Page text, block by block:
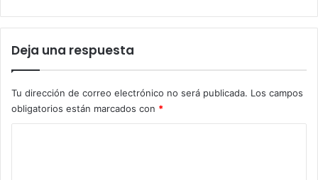
Deja una respuesta
Tu dirección de correo electrónico no será publicada. Los campos
obligatorios están marcados con *